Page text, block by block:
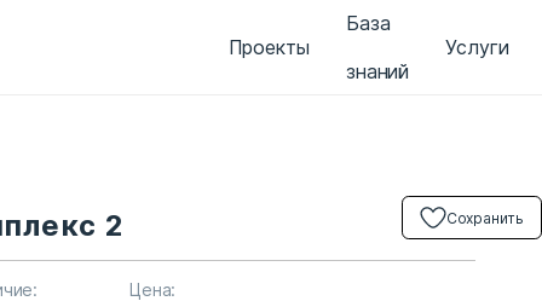
Проекты
База
знаний
Услуги
2
Цена:
Сохранить